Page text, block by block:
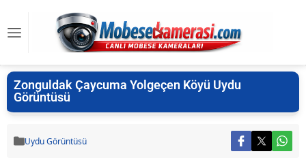
Zonguldak Çaycuma Yolgeçen Köyü Uydu
Görüntüsü
Uydu Görüntüsü